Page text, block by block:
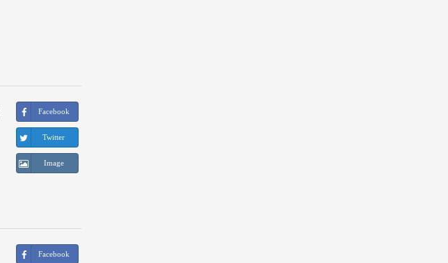
Facebook
Twitter
Image
Facebook